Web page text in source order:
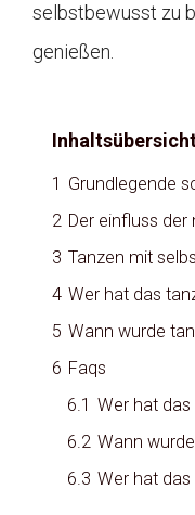
selbstbewusst zu
genießen.
1 Grundlegende
2 Der einfluss der
3 Tanzen mit
4 Wer hat das
5 Wann wurde
6 Faqs
6.1 Wer hat
6.2 Wann
6.3 Wer hat